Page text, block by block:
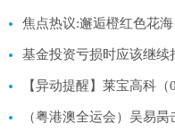
焦点热议:邂逅橙红色花
基金投资亏损时应该继续